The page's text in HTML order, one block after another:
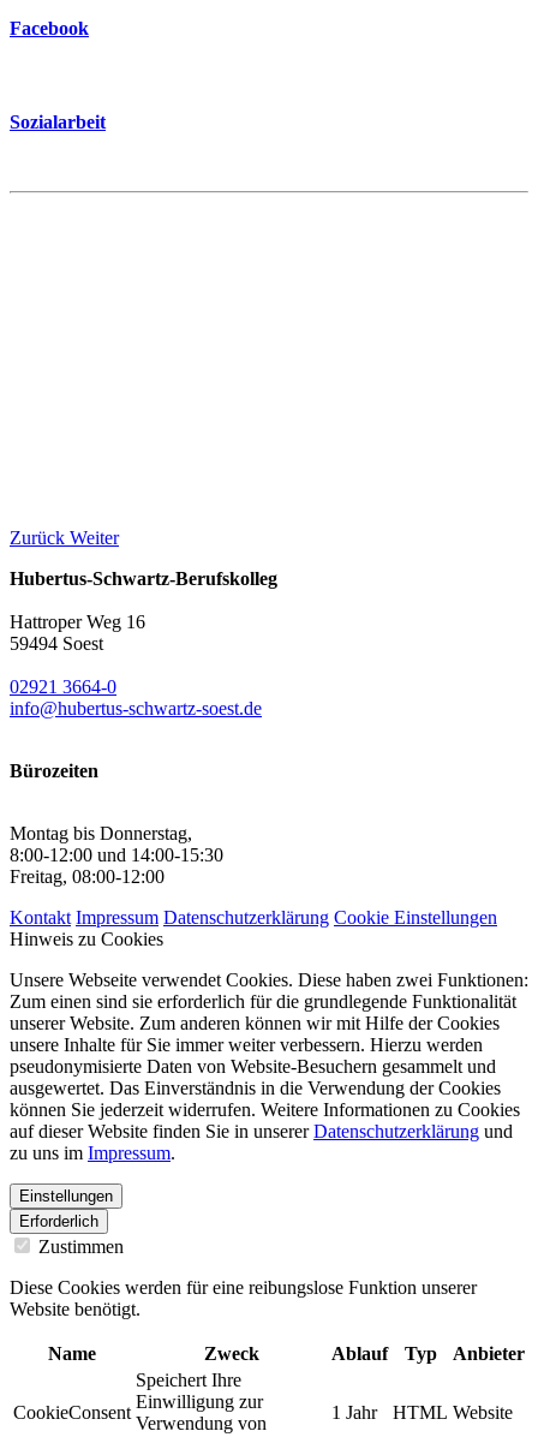
Facebook
Sozialarbeit
Zurück Weiter
Hubertus-Schwartz-Berufskolleg
Hattroper Weg 16
59494 Soest
02921 3664-0
info@hubertus-schwartz-soest.de
Bürozeiten
Montag bis Donnerstag,
8:00-12:00 und 14:00-15:30
Freitag, 08:00-12:00
Kontakt Impressum Datenschutzerklärung Cookie Einstellungen
Hinweis zu Cookies
Unsere Webseite verwendet Cookies. Diese haben zwei Funktionen:
Zum einen sind sie erforderlich für die grundlegende Funktionalität
unserer Website. Zum anderen können wir mit Hilfe der Cookies
unsere Inhalte für Sie immer weiter verbessern. Hierzu werden
pseudonymisierte Daten von Website-Besuchern gesammelt und
ausgewertet. Das Einverständnis in die Verwendung der Cookies
können Sie jederzeit widerrufen. Weitere Informationen zu Cookies
auf dieser Website finden Sie in unsererDatenschutzerklärung und
zu uns im Impressum.
Einstellungen
Erforderlich
Zustimmen
Diese Cookies werden für eine reibungslose Funktion unserer
Website benötigt.
Name Zweck Ablauf Typ Anbieter
CookieConsent
Speichert Ihre
Einwilligung zur
Verwendung von
1 Jahr HTML Website